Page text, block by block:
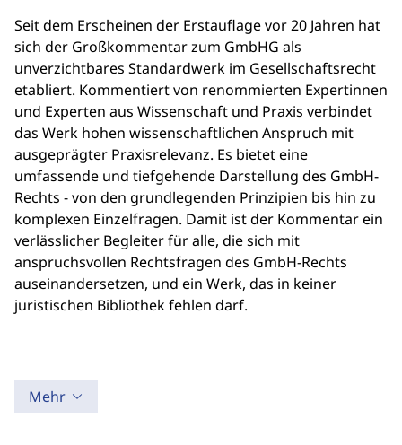
Seit dem Erscheinen der Erstauflage vor 20 Jahren hat
sich der Großkommentar zum GmbHG als
unverzichtbares Standardwerk im Gesellschaftsrecht
etabliert. Kommentiert von renommierten Expertinnen
und Experten aus Wissenschaft und Praxis verbindet
das Werk hohen wissenschaftlichen Anspruch mit
ausgeprägter Praxisrelevanz. Es bietet eine
umfassende und tiefgehende Darstellung des GmbH-
Rechts - von den grundlegenden Prinzipien bis hin zu
komplexen Einzelfragen. Damit ist der Kommentar ein
verlässlicher Begleiter für alle, die sich mit
anspruchsvollen Rechtsfragen des GmbH-Rechts
auseinandersetzen, und ein Werk, das in keiner
juristischen Bibliothek fehlen darf.
Mehr